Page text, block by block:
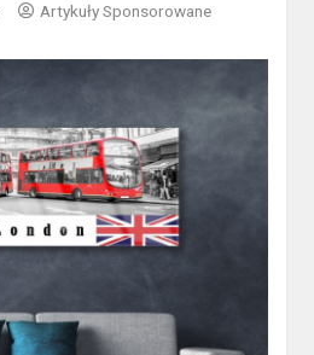
Artykuły Sponsorowane